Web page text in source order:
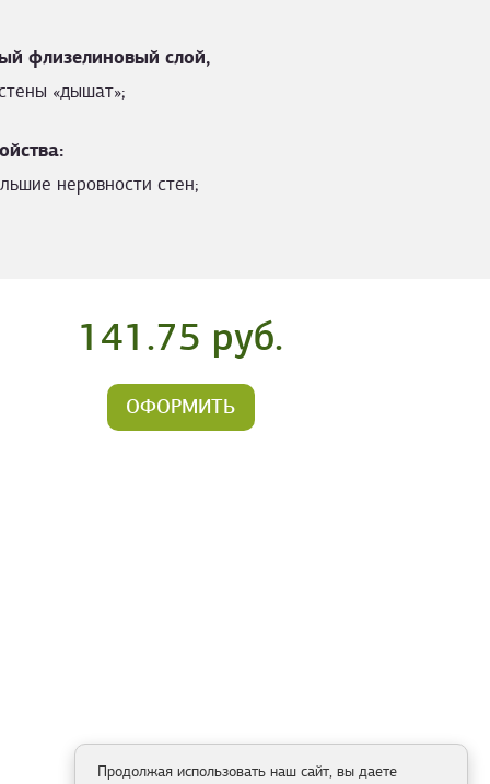
флизелиновый слой,
«дышат»;
неровности стен;
141.75 руб.
ОФОРМИТЬ
Продолжая использовать наш сайт, вы даете